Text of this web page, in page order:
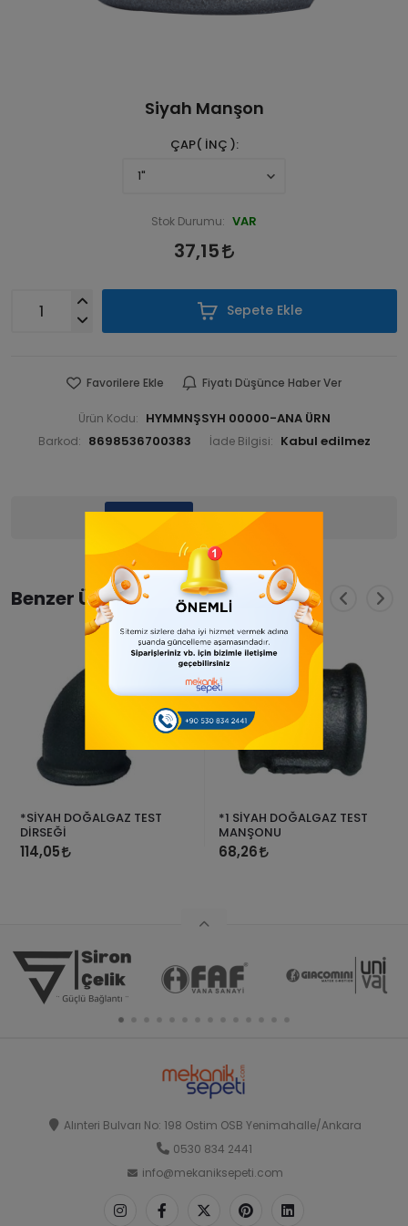
Siyah Manşon
ÇAP( İNÇ )
Stok Durumu: VAR
37,15
Sepete Ekle
Favorilere Ekle Fiyatı Düşünce Haber Ver
Ürün Kodu: HYMMNŞSYH 00000-ANA ÜRN
Barkod: 8698536700383 İade Bilgisi:
Yorumlar
Benzer Ürünler
*SİYAH DOĞALGAZ TEST
DİRSEĞİ
114,05
*1 SİYAH DOĞALGAZ TEST
MANŞONU
68,26
Alınteri Bulvarı No: 198 Ostim OSB Yenimahalle/Ankara
0530 834 2441
info@mekaniksepeti.com